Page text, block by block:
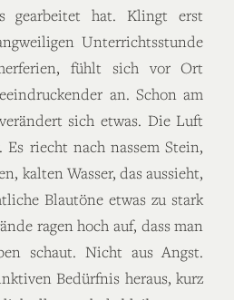
gearbeitet hat. Klingt erst
Unterrichtsstunde
fühlt sich vor Ort
an. Schon am
sich etwas. Die Luft
Es riecht nach nassem Stein,
kalten Wasser, das aussieht,
Blautöne etwas zu stark
ragen hoch auf, dass man
schaut. Nicht aus Angst.
Bedürfnis heraus, kurz